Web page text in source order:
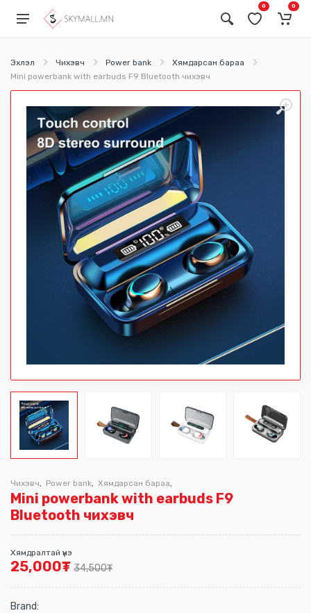
0 0
Эхлэл Чихэвч Power bank
Хямдарсан бараа
Mini powerbank with earbuds F9 Bluetooth чихэвч
Чихэвч, Power bank, Хямдарсан бараа,
Mini powerbank with earbuds F9
Bluetooth чихэвч
Хямдралтай үнэ
25,000₮ 34,500₮
Brand: